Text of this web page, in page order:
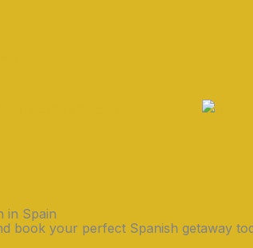
in Spain
book your perfect Spanish getaway